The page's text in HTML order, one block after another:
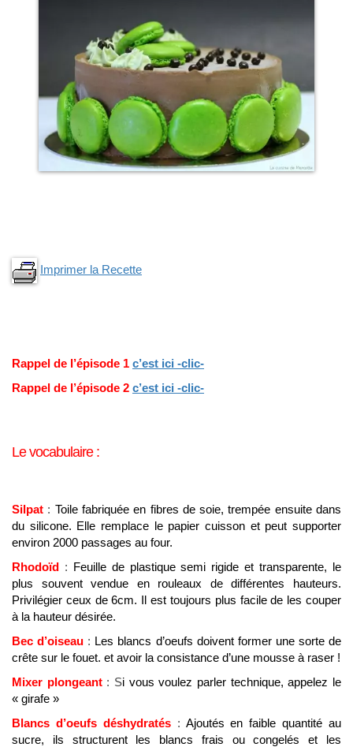
Imprimer la Recette
Rappel de l’épisode 1 c’est ici -clic-
Rappel de l’épisode 2 c’est ici -clic-
Le vocabulaire :
Silpat : Toile fabriquée en fibres de soie, trempée ensuite dans
du silicone. Elle remplace le papier cuisson et peut supporter
environ 2000 passages au four.
Rhodoïd : Feuille de plastique semi rigide et transparente, le
plus souvent vendue en rouleaux de différentes hauteurs.
Privilégier ceux de 6cm. Il est toujours plus facile de les couper
à la hauteur désirée.
Bec d’oiseau : Les blancs d’oeufs doivent former une sorte de
crête sur le fouet. et avoir la consistance d’une mousse à raser !
Mixer plongeant : Si vous voulez parler technique, appelez le
« girafe »
Blancs d’oeufs déshydratés: Ajoutés en faible quantité au
sucre, ils structurent les blancs frais ou congelés et les